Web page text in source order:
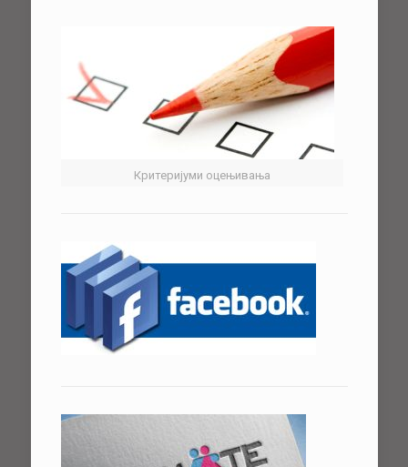
Критеријуми оцењивања